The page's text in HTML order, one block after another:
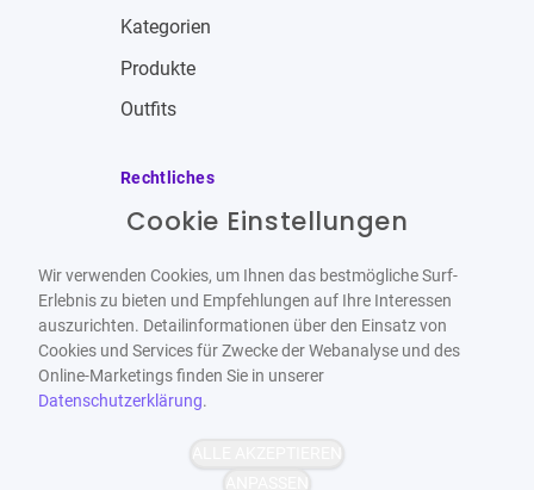
Kategorien
Produkte
Outfits
Rechtliches
Impressum
Datenschutzbestimmungen
Widerrufsbelehrung
Barrierefrei Bereitgestellt von
Cookie Einstellungen
Wir verwenden Cookies, um Ihnen das bestmögliche Surf-
Erlebnis zu bieten und Empfehlungen auf Ihre Interessen
auszurichten. Detailinformationen über den Einsatz von
Cookies und Services für Zwecke der Webanalyse und des
Online-Marketings finden Sie in unserer
Datenschutzerklärung.
ALLE AKZEPTIEREN
ANPASSEN